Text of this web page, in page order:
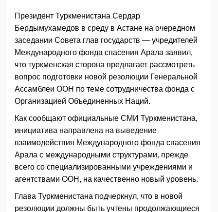
Президент Туркменистана Сердар
Бердымухамедов в среду в Астане на очередном
заседании Совета глав государств — учредителей
Международного фонда спасения Арала заявил,
что туркменская сторона предлагает рассмотреть
вопрос подготовки новой резолюции Генеральной
Ассамблеи ООН по теме сотрудничества фонда с
Организацией Объединенных Наций.
Как сообщают официальные СМИ Туркменистана,
инициатива направлена на выведение
взаимодействия Международного фонда спасения
Арала с международными структурами, прежде
всего со специализированными учреждениями и
агентствами ООН, на качественно новый уровень.
Глава Туркменистана подчеркнул, что в новой
резолюции должны быть учтены продолжающиеся